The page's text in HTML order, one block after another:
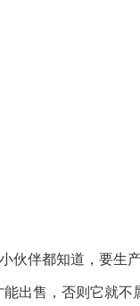
伙伴都知道，要生
能出售，否则它就